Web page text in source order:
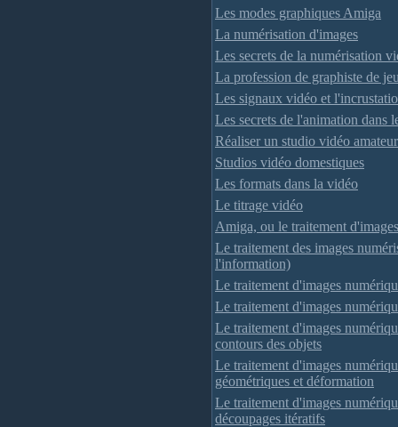
Les modes graphiques Amiga
La numérisation d'images
Les secrets de la numérisation
La profession de graphiste de
Les signaux vidéo et
Les secrets de l'animation dans
Réaliser un studio vidéo
Studios vidéo domestiques
Les formats dans la vidéo
Le titrage vidéo
Amiga, ou le traitement
Le traitement des images
l'information)
Le traitement d'images
Le traitement d'images
Le traitement d'images
contours des objets
Le traitement d'images
géométriques et déformation
Le traitement d'images
découpages itératifs